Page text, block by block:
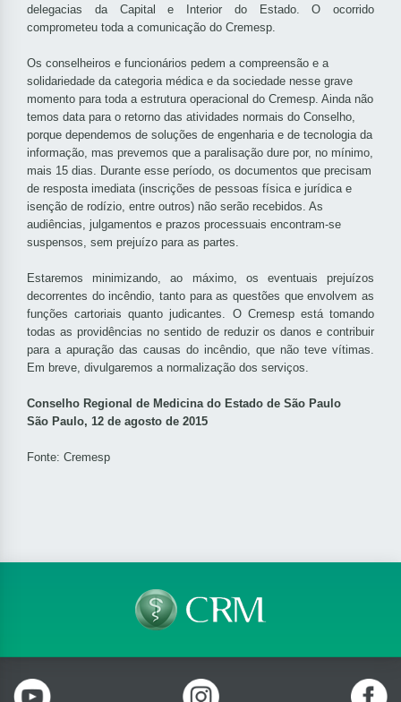
delegacias da Capital e Interior do Estado. O ocorrido
comprometeu toda a comunicação do Cremesp.
Os conselheiros e funcionários pedem a compreensão e a
solidariedade da categoria médica e da sociedade nesse grave
momento para toda a estrutura operacional do Cremesp. Ainda não
temos data para o retorno das atividades normais do Conselho,
porque dependemos de soluções de engenharia e de tecnologia da
informação, mas prevemos que a paralisação dure por, no mínimo,
mais 15 dias. Durante esse período, os documentos que precisam
de resposta imediata (inscrições de pessoas física e jurídica e
isenção de rodízio, entre outros) não serão recebidos. As
audiências, julgamentos e prazos processuais encontram-se
suspensos, sem prejuízo para as partes.
Estaremos minimizando, ao máximo, os eventuais prejuízos
decorrentes do incêndio, tanto para as questões que envolvem as
funções cartoriais quanto judicantes. O Cremesp está tomando
todas as providências no sentido de reduzir os danos e contribuir
para a apuração das causas do incêndio, que não teve vítimas.
Em breve, divulgaremos a normalização dos serviços.
Conselho Regional de Medicina do Estado de São Paulo
São Paulo, 12 de agosto de 2015
Fonte: Cremesp